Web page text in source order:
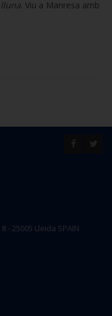
. Viu a Manresa amb
- 25005 Lleida SPAIN